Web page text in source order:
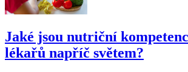
Jaké jsou nutriční
lékařů napříč světem?